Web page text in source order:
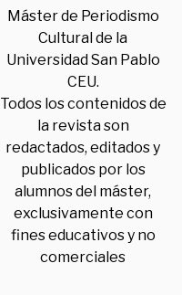
Máster de Periodismo
Cultural de la
Universidad San Pablo
CEU.
Todos los contenidos de
la revista son
redactados, editados y
publicados por los
alumnos del máster,
exclusivamente con
fines educativos y no
comerciales